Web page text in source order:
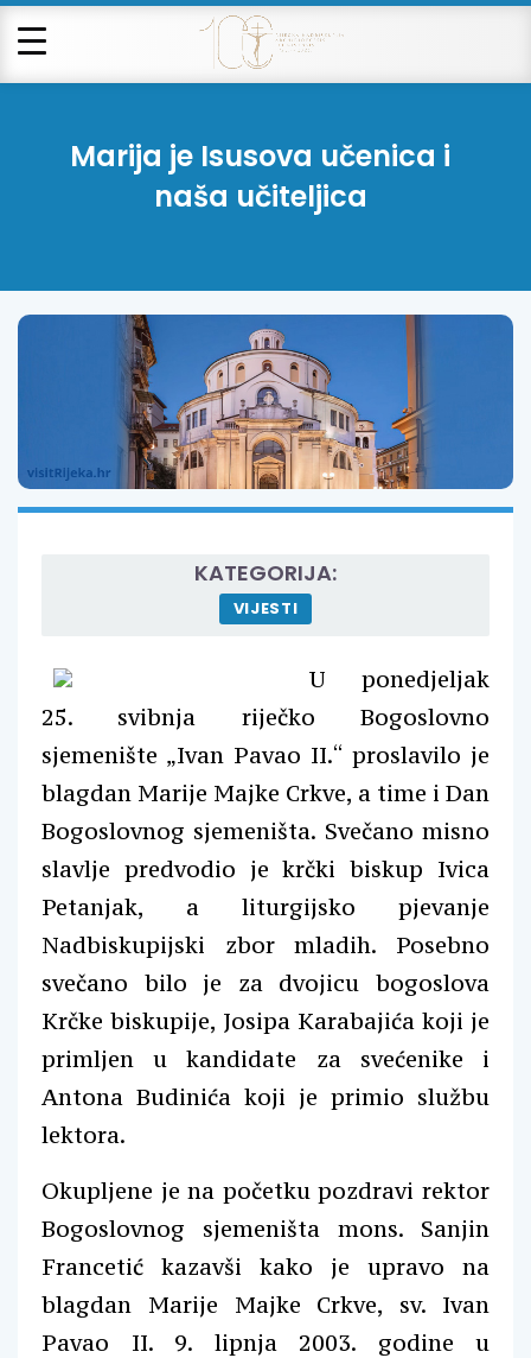
Marija je Isusova učenica i
naša učiteljica
KATEGORIJA:
VIJESTI
U ponedjeljak
25. svibnja riječko Bogoslovno
sjemenište „Ivan Pavao II.“ proslavilo je
blagdan Marije Majke Crkve, a time i Dan
Bogoslovnog sjemeništa. Svečano misno
slavlje predvodio je krčki biskup Ivica
Petanjak, a liturgijsko pjevanje
Nadbiskupijski zbor mladih. Posebno
svečano bilo je za dvojicu bogoslova
Krčke biskupije, Josipa Karabajića koji je
primljen u kandidate za svećenike i
Antona Budinića koji je primio službu
lektora.
Okupljene je na početku pozdravi rektor
Bogoslovnog sjemeništa mons. Sanjin
Francetić kazavši kako je upravo na
blagdan Marije Majke Crkve, sv. Ivan
Pavao II. 9. lipnja 2003. godine u